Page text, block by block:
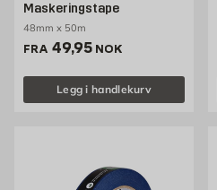
Maskeringstape
48mm x 50m
FRA Pris 49.95 NOK /stk
49,95 NOK
Legg i handlekurv